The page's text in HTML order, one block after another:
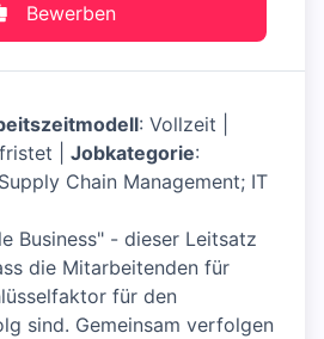
Bewerben
: Vollzeit |
| Jobkategorie:
Chain Management; IT
Business" - dieser Leitsatz
die Mitarbeitenden für
für den
sind. Gemeinsam verfolgen